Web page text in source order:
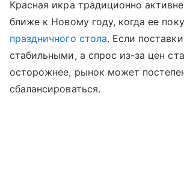
Красная икра традиционно
ближе к Новому году, когда ее
праздничного стола. Если
стабильными, а спрос из-за цен
осторожнее, рынок может
сбалансироваться.